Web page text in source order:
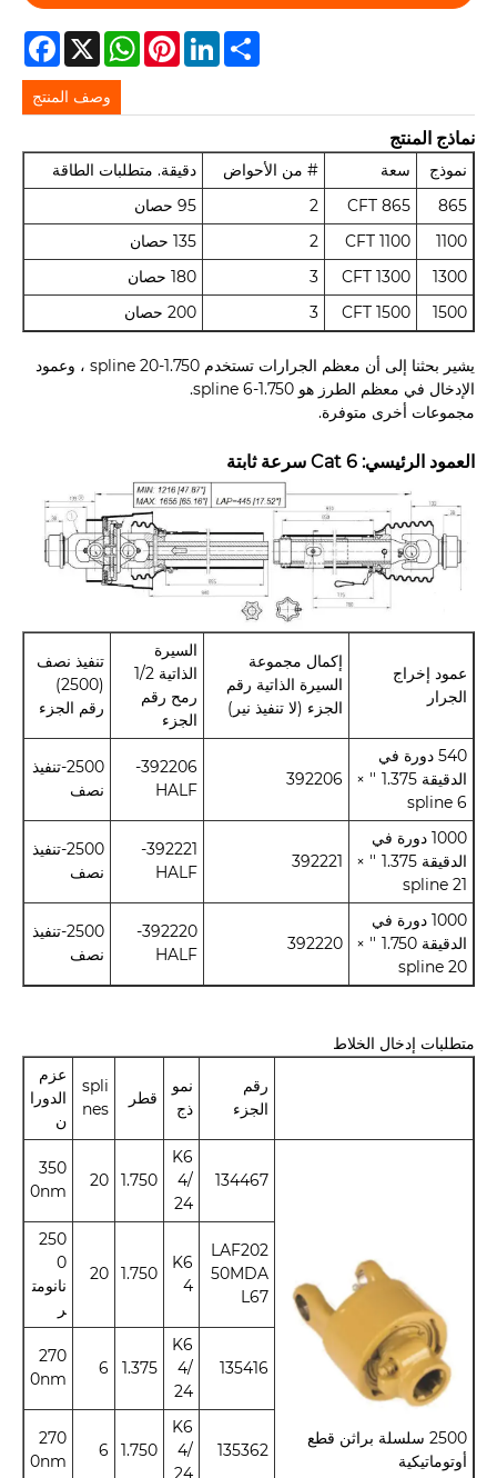
X
WhatsAppPinterestLinkedInShare
وصف المنتج
نماذج المنتج
نموذج سعة # من الأحواض
دقيقة. متطلبات الطاقة
865
865 CFT
2
95 حصان
1100
1100 CFT
2
135 حصان
1300
1300 CFT
3
180 حصان
1500
1500 CFT
3 200 حصان
يشير بحثنا إلى أن معظم الجرارات تستخدم 1.750-20 spline ، وعمود
الإدخال في معظم الطرز هو 1.750-6 spline.
مجموعات أخرى متوفرة.
العمود الرئيسي: Cat 6 سرعة ثابتة
عمود إخراج
الجرار
إكمال مجموعة
السيرة الذاتية رقم
الجزء (لا تنفيذ نير)
السيرة
الذاتية 1/2
رمح رقم
الجزء
تنفيذ نصف
(2500)
رقم الجزء
540 دورة في
الدقيقة 1.375 '' ×
6 spline
392206
392206-
HALF
2500-تنفيذ
نصف
1000 دورة في
الدقيقة 1.375 '' ×
21 spline
392221
392221-
HALF
2500-تنفيذ
نصف
1000 دورة في
الدقيقة 1.750 '' ×
20 spline
392220
392220-
HALF
2500-تنفيذ
نصف
متطلبات إدخال الخلاط
رقم
الجزء
نمو
ذج
قطر
spli
nes
عزم
الدورا
ن
2500 سلسلة براثن قطع
أوتوماتيكية
134467
K6
4/
24
1.750
20
350
0nm
LAF202
50MDA
L67
K6
4
1.750
20
250
0
نانومت
ر
135416
K6
4/
24
1.375
6
270
0nm
135362
K6
4/
24
1.750
6
270
0nm